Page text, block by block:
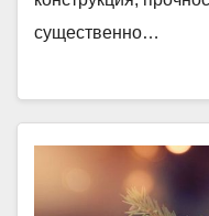
существенно…